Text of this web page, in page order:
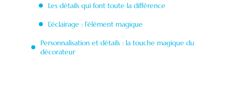
Les détails qui font toute la différence
L’éclairage : l’élément magique
Personnalisation et détails : la touche magique du
décorateur